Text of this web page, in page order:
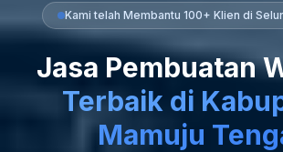
Kami telah Membantu 100+ Klien di
Jasa Pembuatan
Terbaik di
Mamuju